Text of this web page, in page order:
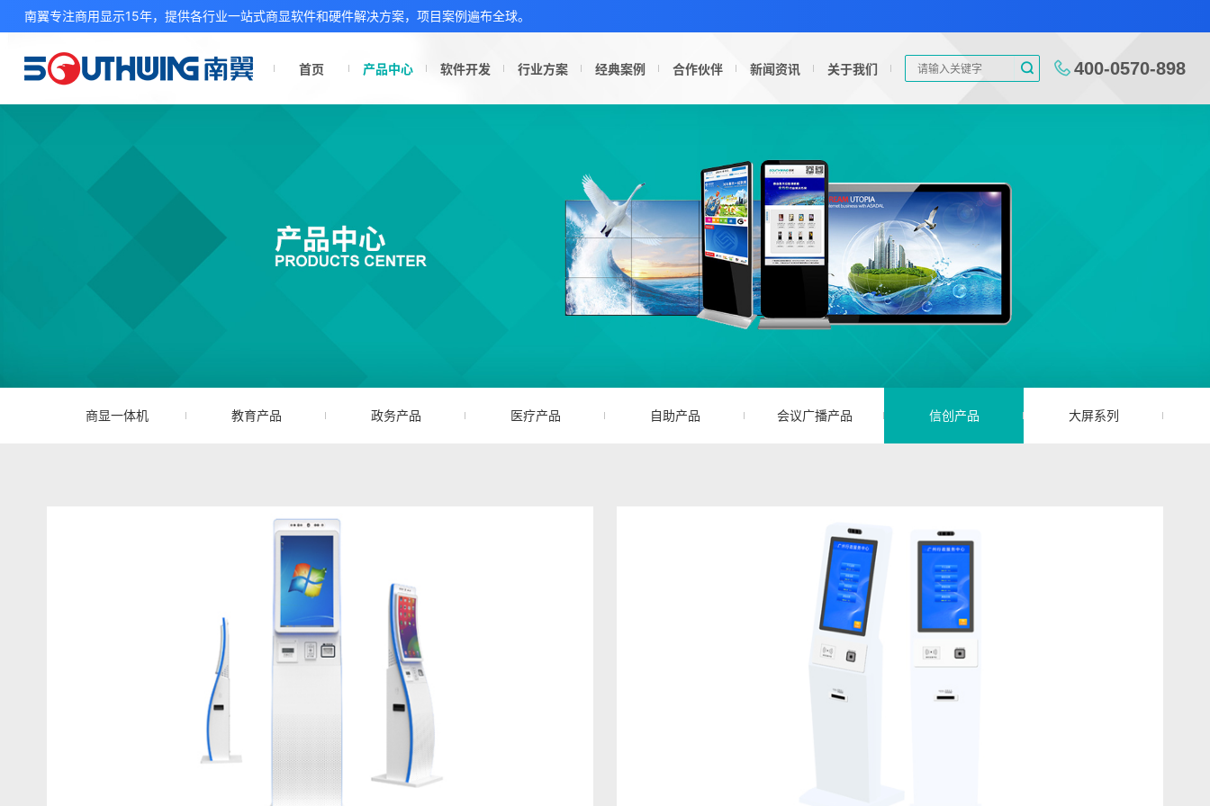
南翼专注商用显示15年，提供各行业一站式商显软件和硬件解决方案，项目案例遍布全球。
首页 产品中心 软件开发 行业方案 经典案例 合作伙伴 新闻资讯 关于我们 400-0570-898
商显一体机 教育产品 政务产品 医疗产品 自助产品 会议广播产品 信创产品 大屏系列